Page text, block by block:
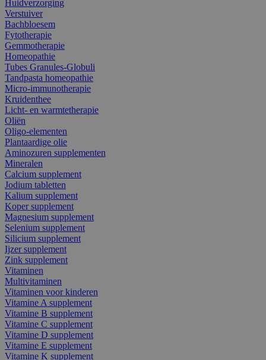
Huidverzorging
Verstuiver
Bachbloesem
Fytotherapie
Gemmotherapie
Homeopathie
Tubes Granules-Globuli
Tandpasta homeopathie
Micro-immunotherapie
Kruidenthee
Licht- en warmtetherapie
Oliën
Oligo-elementen
Plantaardige olie
Aminozuren supplementen
Mineralen
Calcium supplement
Jodium tabletten
Kalium supplement
Koper supplement
Magnesium supplement
Selenium supplement
Silicium supplement
Ijzer supplement
Zink supplement
Vitaminen
Multivitaminen
Vitaminen voor kinderen
Vitamine A supplement
Vitamine B supplement
Vitamine C supplement
Vitamine D supplement
Vitamine E supplement
Vitamine K supplement